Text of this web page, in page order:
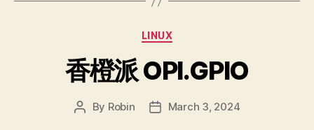
Categories
LINUX
香橙派 OPI.GPIO
Post
By Robin
PostMarch 3, 2024